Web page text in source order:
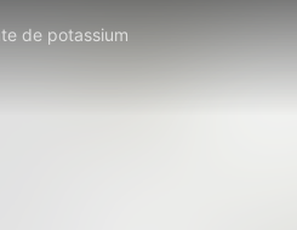
de potassium